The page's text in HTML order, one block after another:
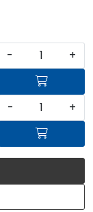
- +
- +